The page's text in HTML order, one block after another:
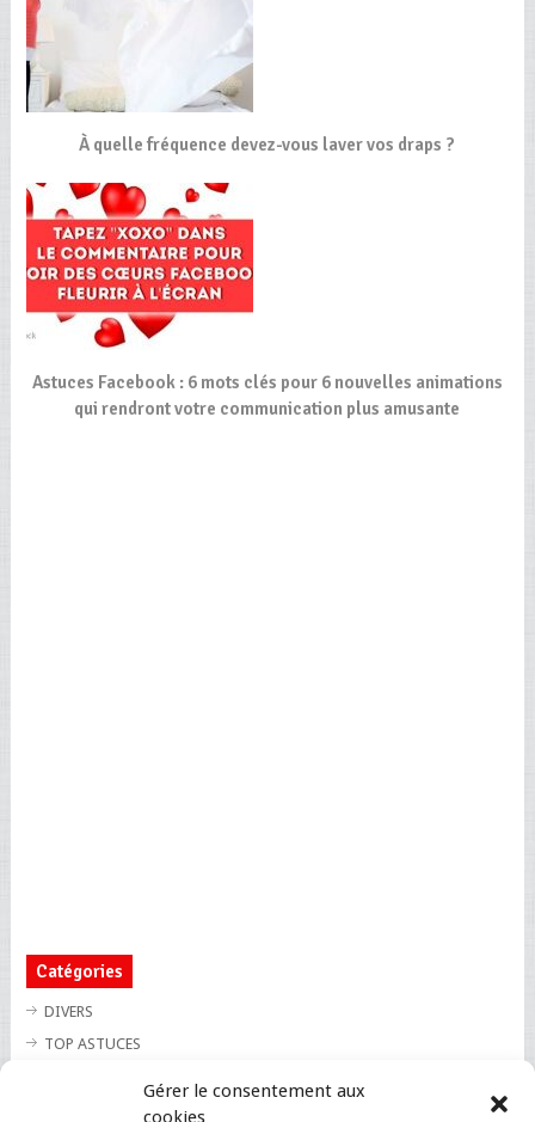
Gérer le consentement aux
cookies
À quelle fréquence devez-vous laver vos draps ?
Astuces Facebook : 6 mots clés pour 6 nouvelles animations
qui rendront votre communication plus amusante
Catégories
DIVERS
TOP ASTUCES